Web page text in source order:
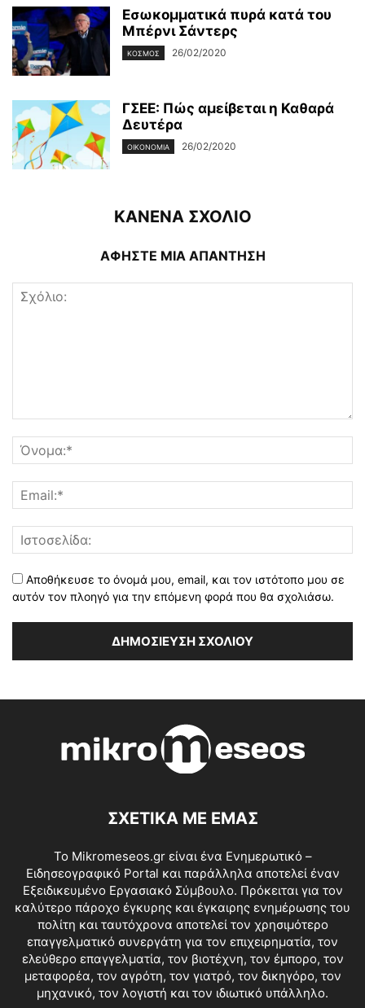
Εσωκομματικά πυρά κατά του
Μπέρνι Σάντερς
ΚΌΣΜΟΣ 26/02/2020
ΓΣΕΕ: Πώς αμείβεται η Καθαρά
Δευτέρα
ΟΙΚΟΝΟΜΊΑ 26/02/2020
ΚΑΝΕΝΑ ΣΧΟΛΙΟ
ΑΦΗΣΤΕ ΜΙΑ ΑΠΑΝΤΗΣΗ
Αποθήκευσε το όνομά μου, email, και τον ιστότοπο μου σε
αυτόν τον πλοηγό για την επόμενη φορά που θα σχολιάσω.
ΣΧΕΤΙΚΑ ΜΕ ΕΜΑΣ
Το Mikromeseos.gr είναι ένα Ενημερωτικό –
Ειδησεογραφικό Portal και παράλληλα αποτελεί έναν
Εξειδικευμένο Εργασιακό Σύμβουλο. Πρόκειται για τον
καλύτερο πάροχο έγκυρης και έγκαιρης ενημέρωσης του
πολίτη και ταυτόχρονα αποτελεί τον χρησιμότερο
επαγγελματικό συνεργάτη για τον επιχειρηματία, τον
ελεύθερο επαγγελματία, τον βιοτέχνη, τον έμπορο, τον
μεταφορέα, τον αγρότη, τον γιατρό, τον δικηγόρο, τον
μηχανικό, τον λογιστή και τον ιδιωτικό υπάλληλο.